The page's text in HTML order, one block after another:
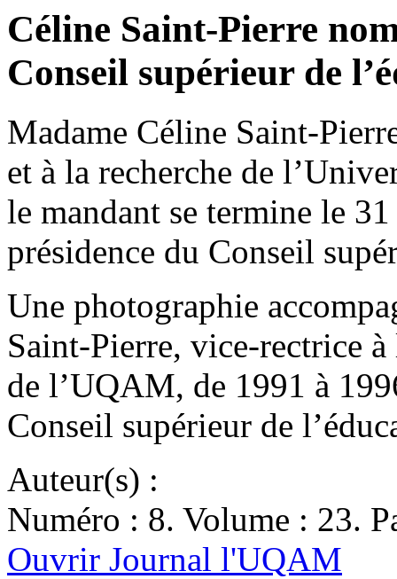
Céline Saint-Pierre
Conseil supérieur de
Madame Céline Saint-
et à la recherche de
le mandant se termine le
présidence du Conseil
Une photographie
Saint-Pierre, vice-rectrice à
de l’UQAM, de 1991 à
Conseil supérieur de
Auteur(s) :
Numéro : 8. Volume : 23.
Ouvrir Journal l'UQAM